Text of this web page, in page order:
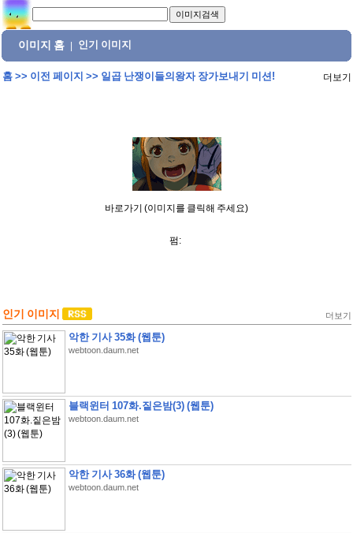
이미지 홈 인기 이미지
홈>> 이전 페이지 >> 일곱 난쟁이들의왕자 장가보내기 미션! 더보기
바로가기 (이미지를 클릭해 주세요)
펌:
인기 이미지 더보기
악한 기사 35화 (웹툰)
webtoon.daum.net
블랙윈터 107화.짙은밤(3) (웹툰)
webtoon.daum.net
악한 기사 36화 (웹툰)
webtoon.daum.net